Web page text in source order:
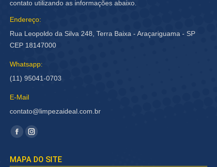
contato utilizando as informações abaixo.
Endereço:
Rua Leopoldo da Silva 248, Terra Baixa - Araçariguama - SP
CEP 18147000
Whatsapp:
(11) 95041-0703
E-Mail
contato@limpezaideal.com.br
Encontre-nos em:
Facebook
abre
Instagram
abre
MAPA DO SITE